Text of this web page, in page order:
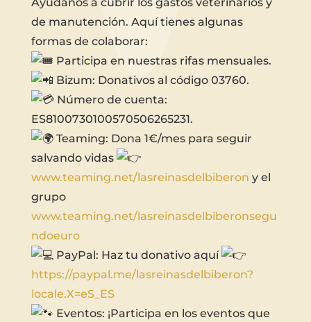
de manutención. Aquí tienes algunas
formas de colaborar:
Participa en nuestras rifas mensuales.
Bizum: Donativos al código 03760.
Número de cuenta:
ES8100730100570506265231.
Teaming: Dona 1€/mes para seguir
salvando vidas
www.teaming.net/lasreinasdelbiberon y el
grupo
www.teaming.net/lasreinasdelbiberonsegu
ndoeuro
PayPal: Haz tu donativo aquí
https://paypal.me/lasreinasdelbiberon?
locale.X=eS_ES
Eventos: ¡Participa en los eventos que